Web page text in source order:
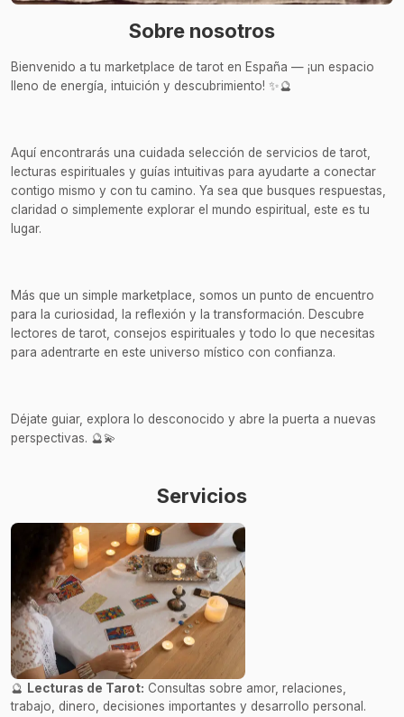
Sobre nosotros
Bienvenido a tu marketplace de tarot en España — ¡un espacio
lleno de energía, intuición y descubrimiento! ✨🔮
Aquí encontrarás una cuidada selección de servicios de tarot,
lecturas espirituales y guías intuitivas para ayudarte a conectar
contigo mismo y con tu camino. Ya sea que busques respuestas,
claridad o simplemente explorar el mundo espiritual, este es tu
lugar.
Más que un simple marketplace, somos un punto de encuentro
para la curiosidad, la reflexión y la transformación. Descubre
lectores de tarot, consejos espirituales y todo lo que necesitas
para adentrarte en este universo místico con confianza.
Déjate guiar, explora lo desconocido y abre la puerta a nuevas
perspectivas. 🔮💫
Servicios
🔮 Lecturas de Tarot: Consultas sobre amor, relaciones,
trabajo, dinero, decisiones importantes y desarrollo personal.